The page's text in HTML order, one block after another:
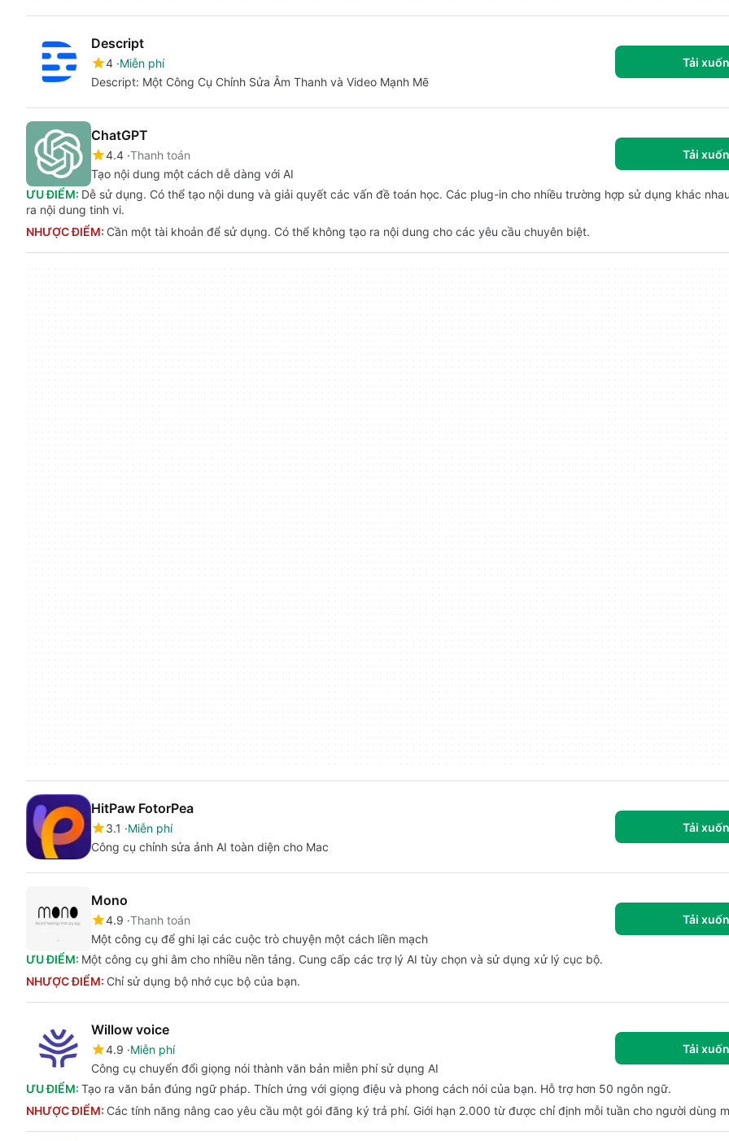
Descript
4 Miễn phí
Descript: Một Công Cụ Chỉnh Sửa Âm Thanh và Video Mạnh Mẽ
Tải
ChatGPT
4.4 Thanh toán
Tạo nội dung một cách dễ dàng với AI
Tải
ƯU ĐIỂM: Dễ sử dụng. Có thể tạo nội dung và giải quyết các vấn đề toán học. Các plug-in cho nhiều trường hợp sử dụng khác
ra nội dung tinh vi.
NHƯỢC ĐIỂM: Cần một tài khoản để sử dụng. Có thể không tạo ra nội dung cho các yêu cầu chuyên biệt.
HitPaw FotorPea
3.1
Miễn phí
Công cụ chỉnh sửa ảnh AI toàn diện cho Mac
Tải
Mono
4.9 Thanh toán
Một công cụ để ghi lại các cuộc trò chuyện một cách liền mạch
Tải
ƯU ĐIỂM: Một công cụ ghi âm cho nhiều nền tảng. Cung cấp các trợ lý AI tùy chọn và sử dụng xử lý cục bộ.
NHƯỢC ĐIỂM: Chỉ sử dụng bộ nhớ cục bộ của bạn.
Willow voice
4.9 Miễn phí
Công cụ chuyển đổi giọng nói thành văn bản miễn phí sử dụng AI
Tải
ƯU ĐIỂM: Tạo ra văn bản đúng ngữ pháp. Thích ứng với giọng điệu và phong cách nói của bạn. Hỗ trợ hơn 50 ngôn ngữ.
NHƯỢC ĐIỂM: Các tính năng nâng cao yêu cầu một gói đăng ký trả phí. Giới hạn 2.000 từ được chỉ định mỗi tuần cho người dùng